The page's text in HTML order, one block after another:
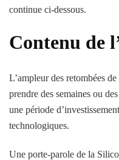
continue ci-dessous.
Contenu de
L’ampleur des retombées
prendre des semaines ou
une période
technologiques.
Une porte-parole de la